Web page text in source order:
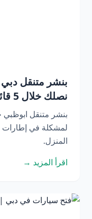
نصلك خلال 5 قائق
بنشر متنقل
لمشكلة في إطارات
المنزل.
اقرأ المزيد →